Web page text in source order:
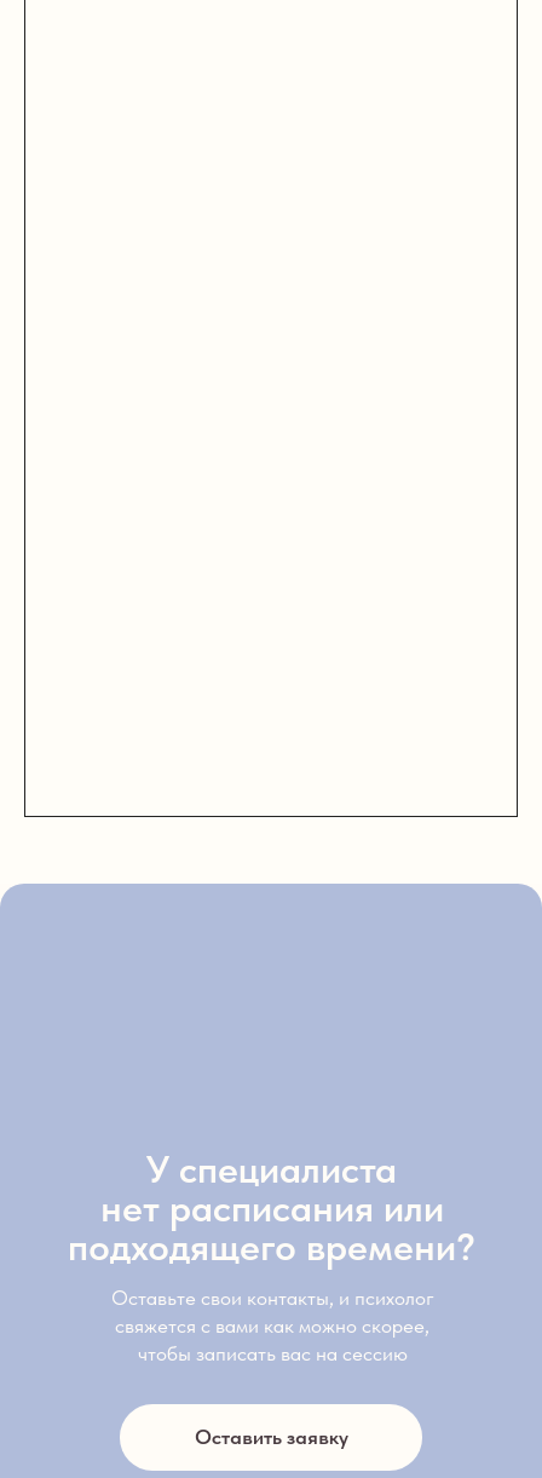
Оставить заявку
У специалиста
нет расписания или
подходящего времени?
Оставьте свои контакты, и психолог
свяжется с вами как можно скорее,
чтобы записать вас на сессию